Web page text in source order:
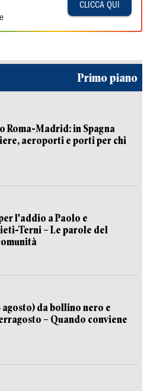
CLICCA QUI
Primo piano
Roma-Madrid: in Spagna
aeroporti e porti per chi
l'addio a Paolo e
Terni – Le parole del
da bollino nero e
– Quando conviene